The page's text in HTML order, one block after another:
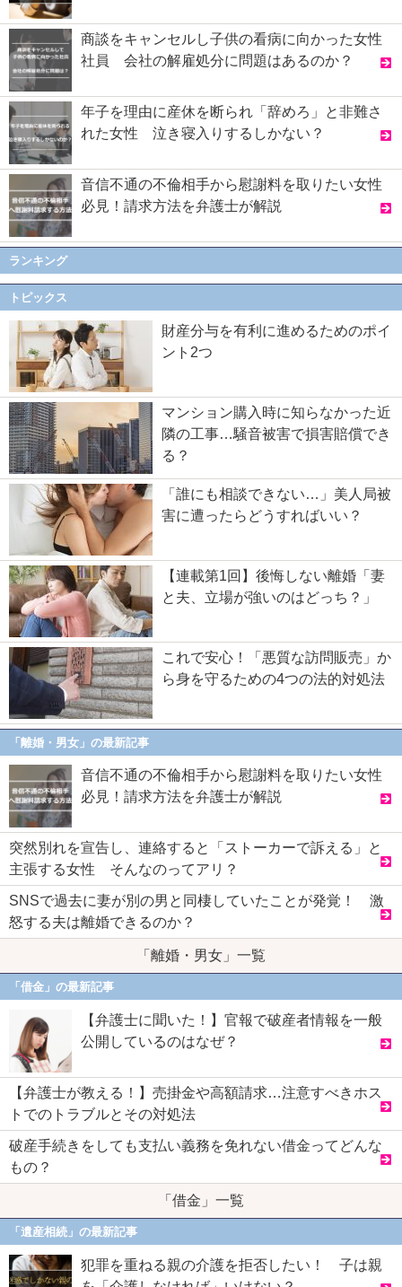
商談をキャンセルし子供の看病に向かった女性
社員 会社の解雇処分に問題はあるのか？
年子を理由に産休を断られ「辞めろ」と非難さ
れた女性 泣き寝入りするしかない？
音信不通の不倫相手から慰謝料を取りたい女性
必見！請求方法を弁護士が解説
ランキング
トピックス
財産分与を有利に進めるためのポイ
ント2つ
マンション購入時に知らなかった近
隣の工事…騒音被害で損害賠償でき
る？
「誰にも相談できない…」美人局被
害に遭ったらどうすればいい？
【連載第1回】後悔しない離婚「妻
と夫、立場が強いのはどっち？」
これで安心！「悪質な訪問販売」か
ら身を守るための4つの法的対処法
「離婚・男女」の最新記事
音信不通の不倫相手から慰謝料を取りたい女性
必見！請求方法を弁護士が解説
突然別れを宣告し、連絡すると「ストーカーで訴える」と
主張する女性 そんなのってアリ？
SNSで過去に妻が別の男と同棲していたことが発覚！ 激
怒する夫は離婚できるのか？
「離婚・男女」一覧
「借金」の最新記事
【弁護士に聞いた！】官報で破産者情報を一般
公開しているのはなぜ？
【弁護士が教える！】売掛金や高額請求…注意すべきホス
トでのトラブルとその対処法
破産手続きをしても支払い義務を免れない借金ってどんな
もの？
「借金」一覧
「遺産相続」の最新記事
犯罪を重ねる親の介護を拒否したい！ 子は親